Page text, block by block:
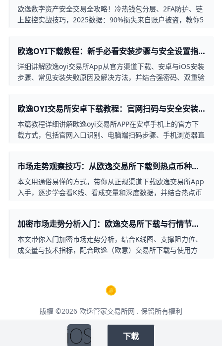
欧逸数字资产安全交易全攻略！冷热钱包分层、2FA防护、链
上监控实战技巧，2025数据：90%损失来自账户被盗，教你5
欧逸OYI下载教程：新手必看安装步骤与安全设置指
南
详细讲解欧逸oyi交易所App从官方渠道下载、安卓与iOS安装
步骤、常见安装失败原因及解决方法，并结合强密码、双重验
欧逸OYI交易所安卓下载教程：官网扫码与安全安装
全流程
本篇教程详细讲解欧逸oyi交易所APP在安卓手机上的官方下
载方式，包括官网入口识别、电脑端扫码步骤、手机浏览器直
产安全交易。
市场走势观察技巧：从欧逸交易所下载到热点币种节
奏掌握
本文用通俗易懂的方式，带你从正规渠道下载欧逸交易所App
入手，逐步学会看K线、看成交量和深度数据，并结合热点币
会、管控风险。
加密市场走势分析入门：欧逸交易所下载与行情节奏
全掌握
本文带你入门加密市场走势分析，结合K线图、支撑阻力位、
成交量与技术指标，配合欧逸（欧意）交易所下载与使用方
版權 ©2026 欧逸管家交易所网 . 保留所有權利
本页面包含第三方合作推广链接，点击后将跳转至第三方网站，请仔细阅读其用户
下載